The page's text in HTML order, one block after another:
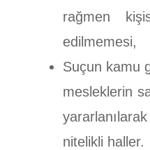
rağmen
edilmemesi,
Suçun kamu
mesleklerin
nitelikli haller.